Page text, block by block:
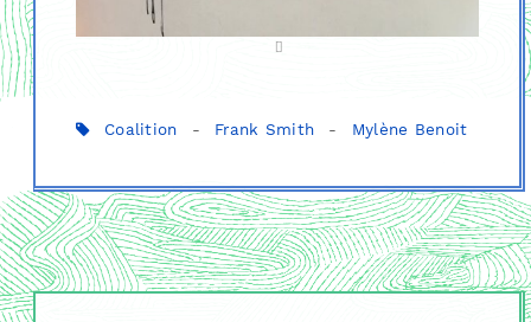
Coalition - Frank Smith - Mylène Benoit